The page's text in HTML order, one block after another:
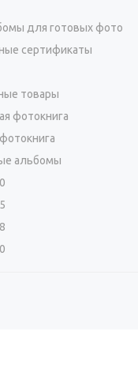
для готовых фото
сертификаты
товары
фотокнига
альбомы